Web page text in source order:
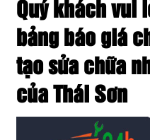
Quý khách vui
bảng báo giá
tạo sửa chữa
của Thái Sơn